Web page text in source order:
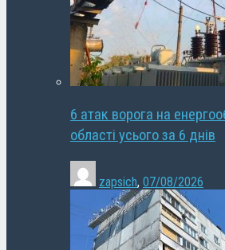
6 атак ворога на
області усього за 6 днів
zapsich, 07/08/2026